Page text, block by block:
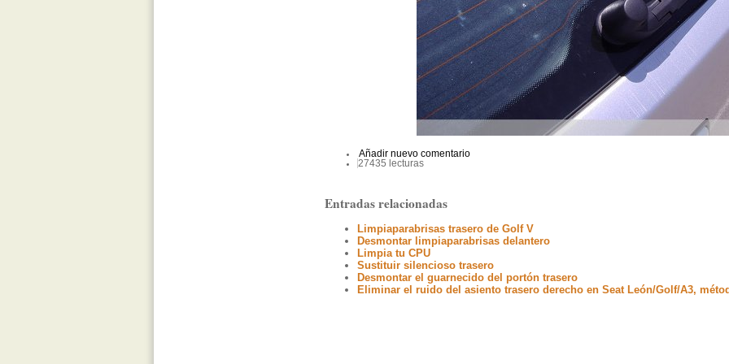
Añadir nuevo comentario
27435 lecturas
Entradas relacionadas
Limpiaparabrisas trasero de Golf V
Desmontar limpiaparabrisas delantero
Limpia tu CPU
Sustituir silencioso trasero
Desmontar el guarnecido del portón trasero
Eliminar el ruido del asiento trasero derecho en Seat León/Golf/A3,